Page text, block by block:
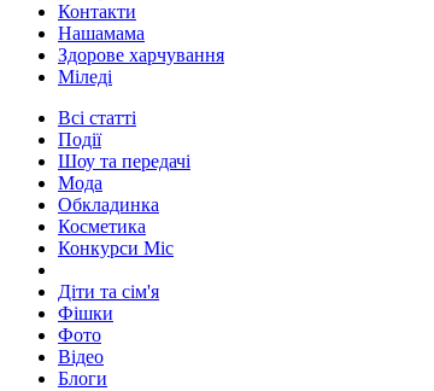
Контакти
Нашамама
Здорове харчування
Міледі
Всі статті
Події
Шоу та передачі
Мода
Обкладинка
Косметика
Конкурси Міс
Діти та сім'я
Фішки
Фото
Відео
Блоги